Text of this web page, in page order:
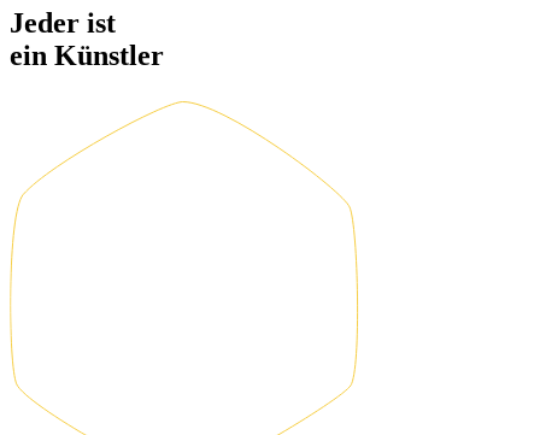
Jeder ist
ein Künstler